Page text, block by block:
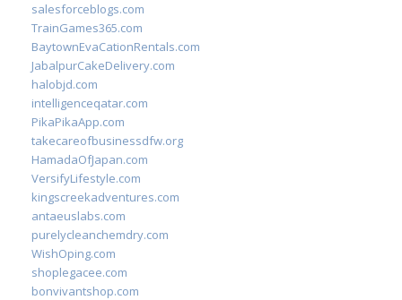
salesforceblogs.com
TrainGames365.com
BaytownEvaCationRentals.com
JabalpurCakeDelivery.com
halobjd.com
intelligenceqatar.com
PikaPikaApp.com
takecareofbusinessdfw.org
HamadaOfJapan.com
VersifyLifestyle.com
kingscreekadventures.com
antaeuslabs.com
purelycleanchemdry.com
WishOping.com
shoplegacee.com
bonvivantshop.com